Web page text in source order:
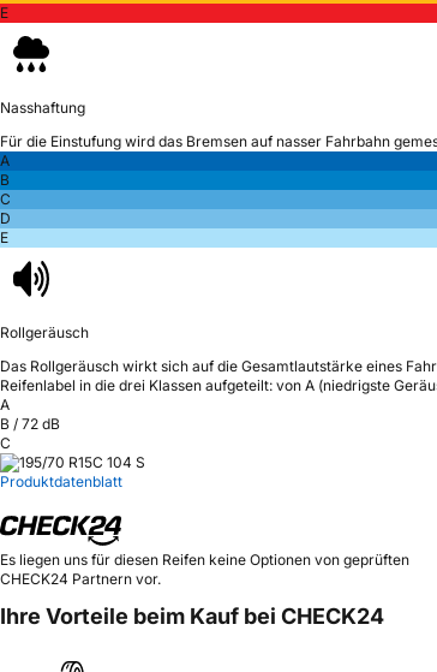
E
Nasshaftung
Für die Einstufung wird das Bremsen auf nasser Fahrbahn
A
B
C
D
E
Rollgeräusch
Das Rollgeräusch wirkt sich auf die Gesamtlautstärke eines
Reifenlabel in die drei Klassen aufgeteilt: von A (niedrigste
A
B / 72 dB
C
Produktdatenblatt
Es liegen uns für diesen Reifen keine Optionen von geprüften
CHECK24 Partnern vor.
Ihre Vorteile beim Kauf bei CHECK24